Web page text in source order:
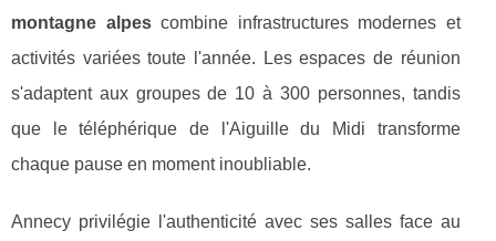
montagne alpescombine infrastructures modernes et
activités variées toute l'année. Les espaces de réunion
s'adaptent aux groupes de 10 à 300 personnes, tandis
que le téléphérique de l'Aiguille du Midi transforme
chaque pause en moment inoubliable.
Annecy privilégie l'authenticité avec ses salles face au